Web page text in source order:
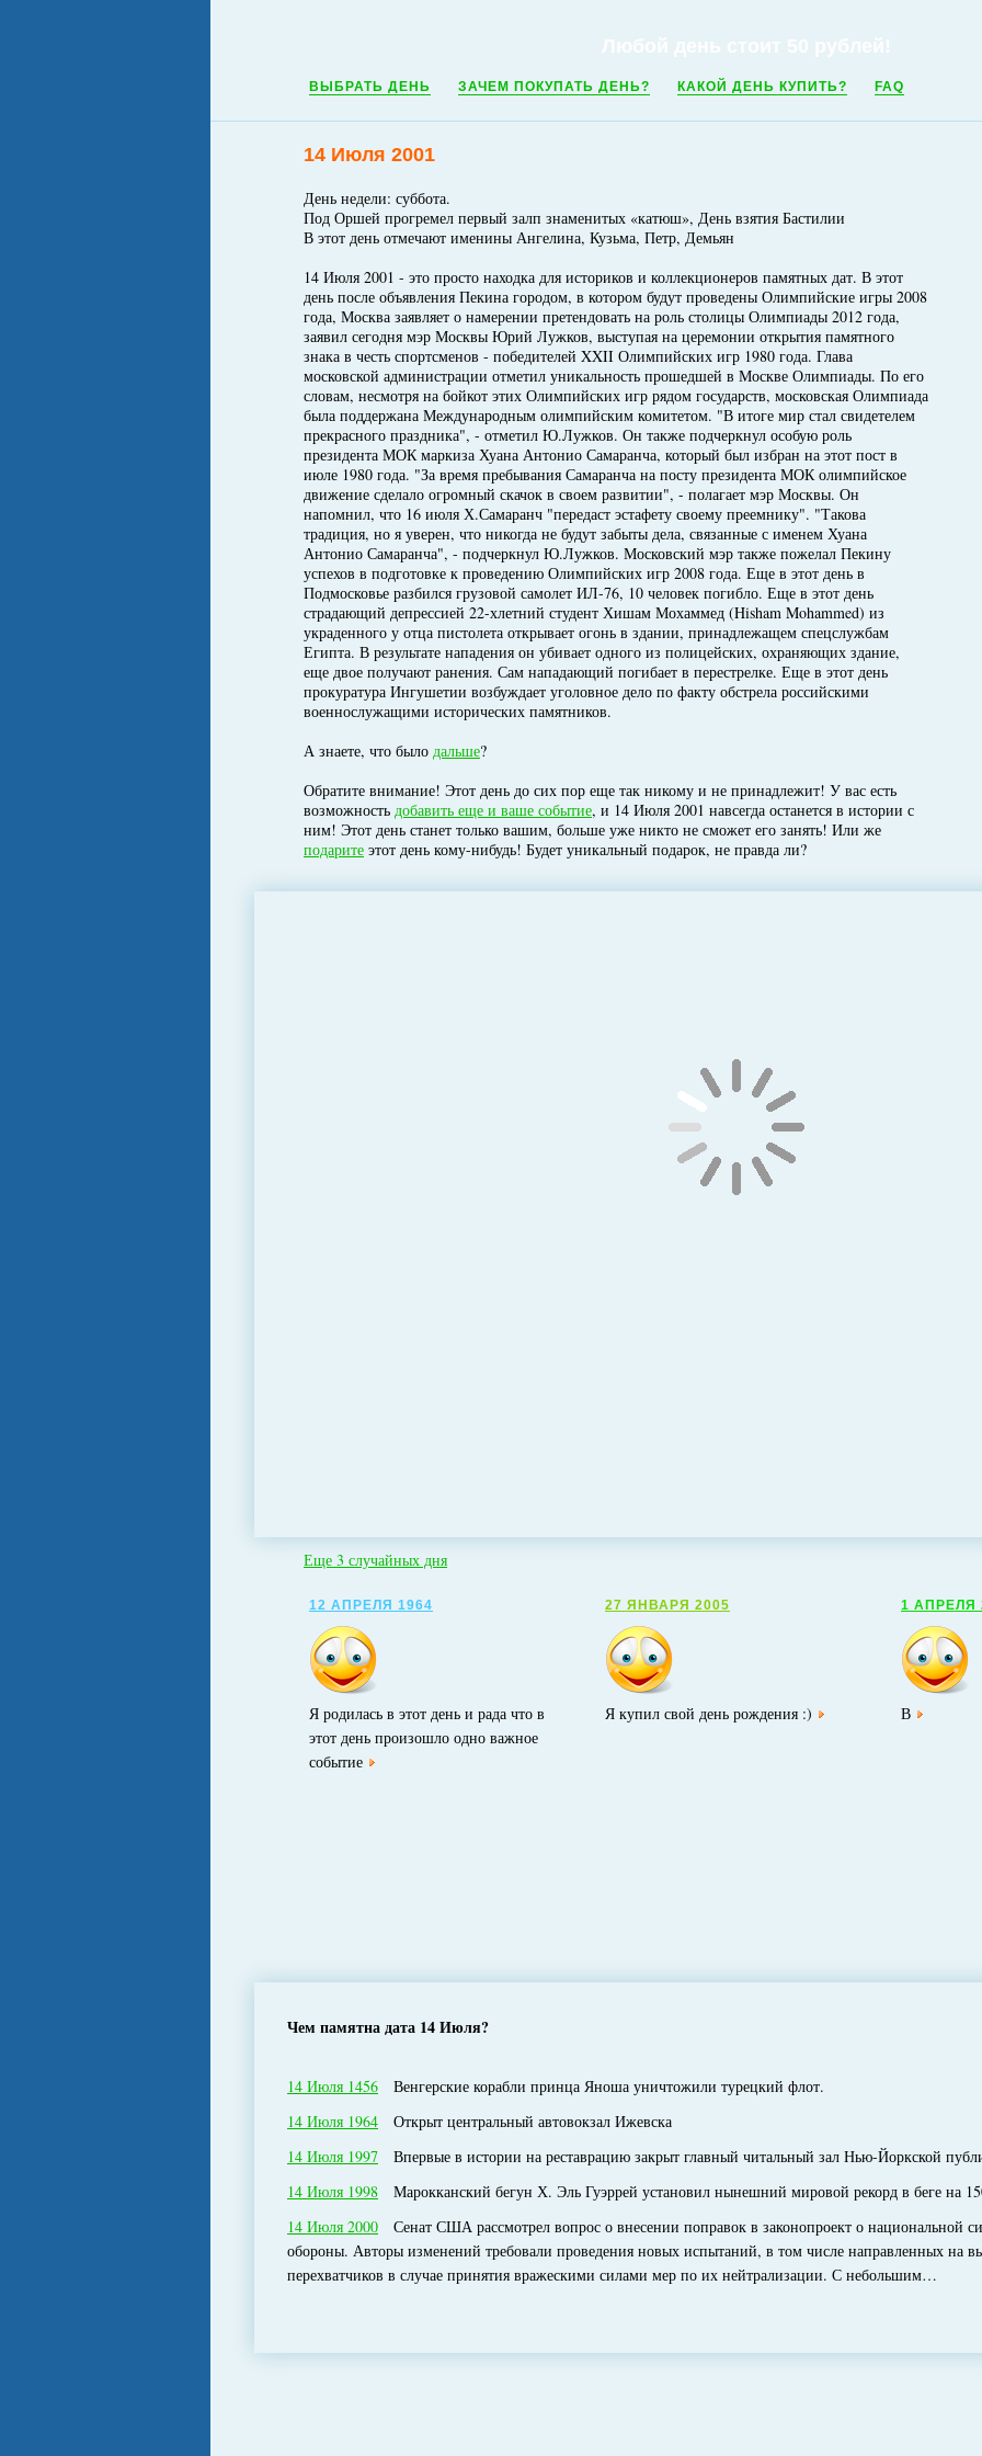
ВЫБРАТЬ ДЕНЬ ЗАЧЕМ ПОКУПАТЬ ДЕНЬ? КАКОЙ ДЕНЬ КУПИТЬ? FAQ
14 Июля 2001
День недели: суббота.
Под Оршей прогремел первый залп знаменитых «катюш», День взятия Бастилии
В этот день отмечают именины Ангелина, Кузьма, Петр, Демьян
14 Июля 2001 - это просто находка для историков и коллекционеров памятных дат. В этот
день после объявления Пекина городом, в котором будут проведены Олимпийские игры 2008
года, Москва заявляет о намерении претендовать на роль столицы Олимпиады 2012 года,
заявил сегодня мэр Москвы Юрий Лужков, выступая на церемонии открытия памятного
знака в честь спортсменов - победителей XXII Олимпийских игр 1980 года. Глава
московской администрации отметил уникальность прошедшей в Москве Олимпиады. По его
словам, несмотря на бойкот этих Олимпийских игр рядом государств, московская Олимпиада
была поддержана Международным олимпийским комитетом. "В итоге мир стал свидетелем
прекрасного праздника", - отметил Ю.Лужков. Он также подчеркнул особую роль
президента МОК маркиза Хуана Антонио Самаранча, который был избран на этот пост в
июле 1980 года. "За время пребывания Самаранча на посту президента МОК олимпийское
движение сделало огромный скачок в своем развитии", - полагает мэр Москвы. Он
напомнил, что 16 июля Х.Самаранч "передаст эстафету своему преемнику". "Такова
традиция, но я уверен, что никогда не будут забыты дела, связанные с именем Хуана
Антонио Самаранча", - подчеркнул Ю.Лужков. Московский мэр также пожелал Пекину
успехов в подготовке к проведению Олимпийских игр 2008 года. Еще в этот день в
Подмосковье разбился грузовой самолет ИЛ-76, 10 человек погибло. Еще в этот день
страдающий депрессией 22-хлетний студент Хишам Мохаммед (Hisham Mohammed) из
украденного у отца пистолета открывает огонь в здании, принадлежащем спецслужбам
Египта. В результате нападения он убивает одного из полицейских, охраняющих здание,
еще двое получают ранения. Сам нападающий погибает в перестрелке. Еще в этот день
прокуратура Ингушетии возбуждает уголовное дело по факту обстрела российскими
военнослужащими исторических памятников.
А знаете, что было дальше?
Обратите внимание! Этот день до сих пор еще так никому и не принадлежит! У вас есть
возможность добавить еще и ваше событие, и 14 Июля 2001 навсегда останется в истории с
ним! Этот день станет только вашим, больше уже никто не сможет его занять! Или же
подарите этот день кому-нибудь! Будет уникальный подарок, не правда ли?
Еще 3 случайных дня
12 АПРЕЛЯ 1964
Я родилась в этот день и рада что в
этот день произошло одно важное
событие
27 ЯНВАРЯ 2005
Я купил свой день рождения :)
1 АПРЕЛЯ
В
Чем памятна дата 14 Июля?
14 Июля 1456 Венгерские корабли принца Яноша уничтожили турецкий флот.
14 Июля 1964 Открыт центральный автовокзал Ижевска
14 Июля 1997 Впервые в истории на реставрацию закрыт главный читальный зал Нью-Йоркской
14 Июля 1998 Марокканский бегун Х. Эль Гуэррей установил нынешний мировой рекорд в беге на
14 Июля 2000 Сенат США рассмотрел вопрос о внесении поправок в законопроект о национальной
обороны. Авторы изменений требовали проведения новых испытаний, в том числе направленных на
перехватчиков в случае принятия вражескими силами мер по их нейтрализации. С небольшим…